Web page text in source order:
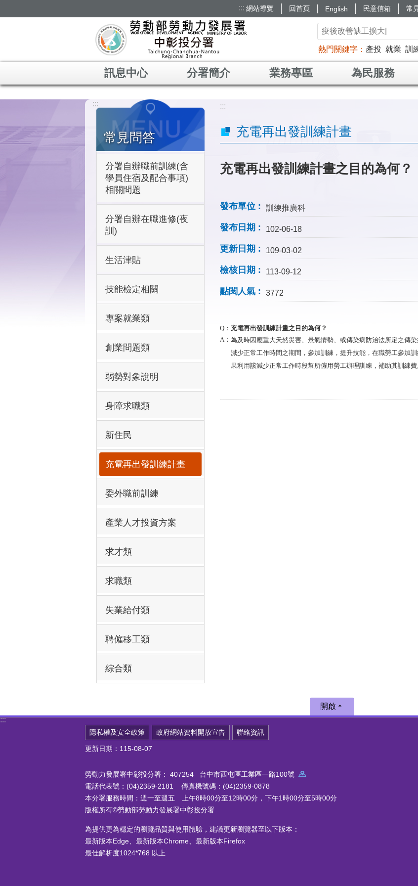
::: 網站導覽 回首頁 English 民意信箱 常
熱門關鍵字 產投 就業 訓
訊息中心 分署簡介 業務專區 為民服務
:::
常見問答
分署自辦職前訓練(含
學員住宿及配合事項)
相關問題
分署自辦在職進修(夜
訓)
生活津貼
技能檢定相關
專案就業類
創業問題類
弱勢對象說明
身障求職類
新住民
充電再出發訓練計畫
委外職前訓練
產業人才投資方案
求才類
求職類
失業給付類
聘僱移工類
綜合類
:::
充電再出發訓練計畫
充電再出發訓練計畫之目的為何？
發布單位 訓練推廣科
發布日期 102-06-18
更新日期 109-03-02
檢核日期 113-09-12
點閱人氣 3772
Q： 充電再出發訓練計畫之目的為何？
A： 為及時因應重大天然災害、景氣情勢、或傳染病防治法所定之傳
減少正常工作時間之期間，參加訓練，提升技能，在職勞工參加
果利用該減少正常工作時段幫所僱用勞工辦理訓練，補助其訓練
:::
開啟
隱私權及安全政策 政府網站資料開放宣告 聯絡資訊
更新日期：115-08-07
勞動力發展署中彰投分署： 407254 台中市西屯區工業區一路100號
電話代表號：(04)2359-2181 傳真機號碼：(04)2359-0878
本分署服務時間：週一至週五 上午8時00分至12時00分，下午1時00分至5時00分
版權所有©勞動部勞動力發展署中彰投分署
為提供更為穩定的瀏覽品質與使用體驗，建議更新瀏覽器至以下版本：
最新版本Edge、最新版本Chrome、最新版本Firefox
最佳解析度1024*768 以上